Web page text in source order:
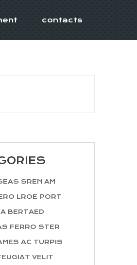
contacts
SREN AM
LROE PORT
BERTAED
FERRO STER
AC TURPIS
VELIT